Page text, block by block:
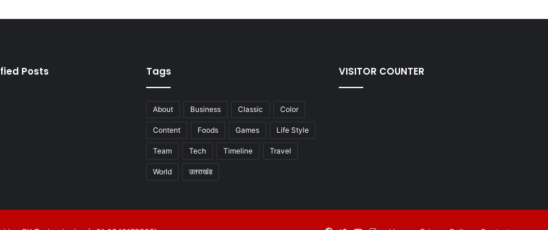
Posts Tags
About Business Classic Color
Content Foods Games Life Style
Team Tech Timeline Travel
World उतराखंड
VISITOR COUNTER